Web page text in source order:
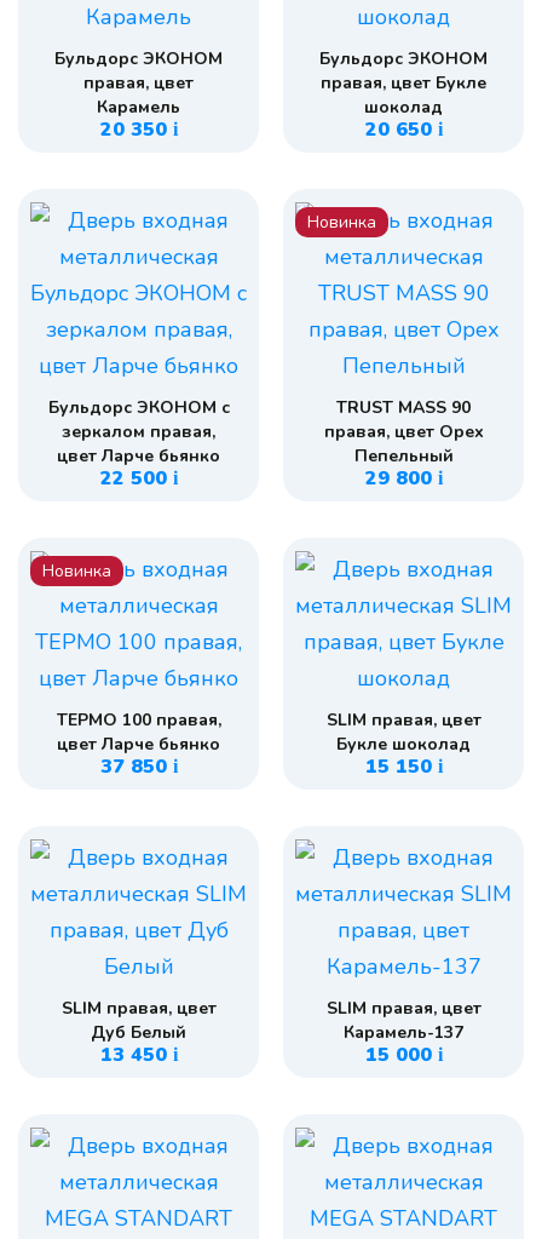
Бульдорс ЭКОНОМ
правая, цвет
Карамель
20 350 i
Бульдорс ЭКОНОМ
правая, цвет Букле
шоколад
20 650 i
Бульдорс ЭКОНОМ с
зеркалом правая,
цвет Ларче бьянко
22 500 i
Новинка
TRUST MASS 90
правая, цвет Орех
Пепельный
29 800 i
Новинка
ТЕРМО 100 правая,
цвет Ларче бьянко
37 850 i
SLIM правая, цвет
Букле шоколад
15 150 i
SLIM правая, цвет
Дуб Белый
13 450 i
SLIM правая, цвет
Карамель-137
15 000 i